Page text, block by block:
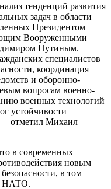
тенденций развития
задач в области
Президентом
Вооруженными
Путиным.
специалистов
координация
и оборонно-
вопросам военно-
военных технологий
устойчивости
отметил Михаил
в современных
новым
в том
НАТО.